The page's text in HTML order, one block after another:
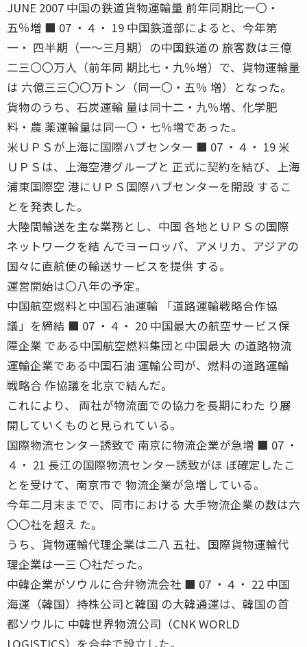
JUNE 2007 中国の鉄道貨物運輸量 前年同期比一〇・
五％増 ■ 07 ・４・ 19 中国鉄道部によると、今年第
一・ 四半期（一〜三月期）の中国鉄道の 旅客数は三億
二三〇〇万人（前年同 期比七・九％増）で、貨物運輸量
は 六億三三〇〇万トン（同一〇・五％ 増）となった。
貨物のうち、石炭運輸 量は同十二・九％増、化学肥
料・農 薬運輸量は同一〇・七％増であった。
米ＵＰＳが上海に国際ハブセンター ■ 07 ・４・ 19 米
ＵＰＳは、上海空港グループと 正式に契約を結び、上海
浦東国際空 港にＵＰＳ国際ハブセンターを開設 するこ
とを発表した。
大陸間輸送を主な業務とし、中国 各地とＵＰＳの国際
ネットワークを結 んでヨーロッパ、アメリカ、アジアの
国々に直航便の輸送サービスを提供 する。
運営開始は〇八年の予定。
中国航空燃料と中国石油運輸 「道路運輸戦略合作協
議」を締結 ■ 07 ・４・ 20 中国最大の航空サービス保
障企業 である中国航空燃料集団と中国最大 の道路物流
運輸企業である中国石油 運輸公司が、燃料の道路運輸
戦略合 作協議を北京で結んだ。
これにより、 両社が物流面での協力を長期にわた り展
開していくものと見られている。
国際物流センター誘致で 南京に物流企業が急増 ■ 07 ・
４・ 21 長江の国際物流センター誘致がほ ぼ確定したこ
とを受けて、南京市で 物流企業が急増している。
今年二月末までで、同市における 大手物流企業の数は六
〇〇社を超え た。
うち、貨物運輸代理企業は二八 五社、国際貨物運輸代
理企業は一三 〇社だった。
中韓企業がソウルに合弁物流会社 ■ 07 ・４・ 22 中国
海運（韓国）持株公司と韓国 の大韓通運は、韓国の首
都ソウルに 中韓世界物流公司（CNK WORLD
LOGISTICS）を合弁で設立した。